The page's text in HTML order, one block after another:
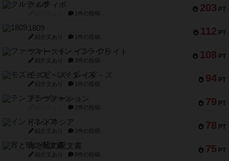
203 PT
クルティボ
1件の投稿
112 PT
1809
紹介文あり 1件の投稿
108 PT
ファースト・イン・フライト
紹介文あり 3件の投稿
94 PT
モズビ－ズ・レイダ－ズ
紹介文あり 1件の投稿
79 PT
テンプテーション
2件の投稿
78 PT
インドネシア
紹介文あり 2件の投稿
75 PT
宵と暁の呪文書
紹介文あり 8件の投稿